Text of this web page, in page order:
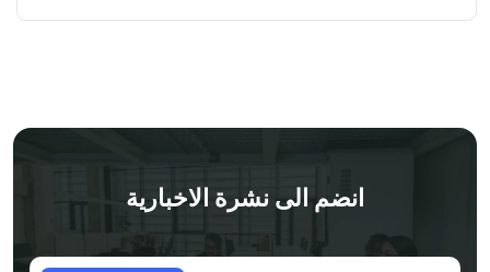
انضم الى نشرة الاخبارية